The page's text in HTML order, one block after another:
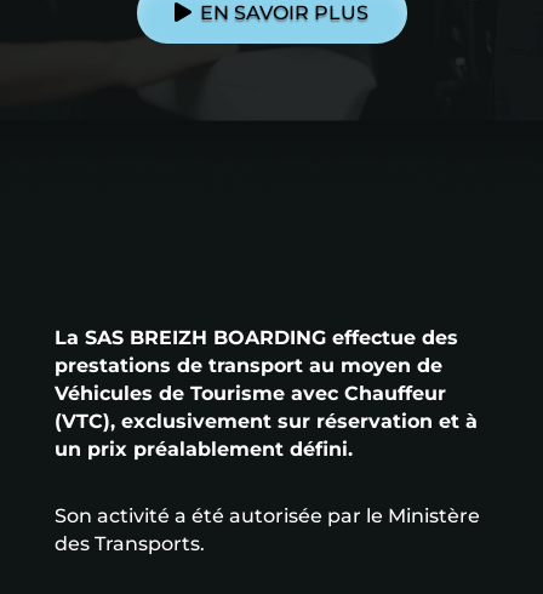
EN SAVOIR PLUS
La SAS BREIZH BOARDING effectue des
prestations de transport au moyen de
Véhicules de Tourisme avec Chauffeur
(VTC), exclusivement sur réservation et à
un prix préalablement défini.
Son activité a été autorisée par le Ministère
des Transports.